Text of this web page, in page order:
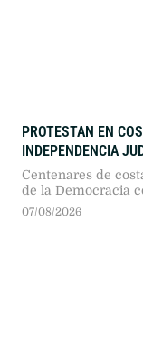
PROTESTAN EN
INDEPENDENCIA
Centenares de
de la Democracia
Poder Judicial.
07/08/2026